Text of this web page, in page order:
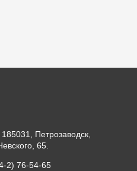
Петрозаводск,
65.
2) 76-54-65